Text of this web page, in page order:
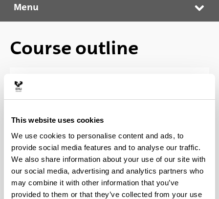
This website uses cookies
We use cookies to personalise content and ads, to
provide social media features and to analyse our traffic.
We also share information about your use of our site with
our social media, advertising and analytics partners who
may combine it with other information that you’ve
provided to them or that they’ve collected from your use
Zerga Sistemako eta Administrazio Publikoko Gradua
Menu
Course outline
Para obtener el Grado será necesario cursar dos
asignaturas del grado en inglés, francés o
alemán; haber participado con aprovechamiento
en el programa de intercambio Erasmus a un
país de habla distinta al castellano al menos en
un cuatrimestre; o poseer certificado oficial de